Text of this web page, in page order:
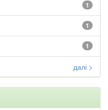
1
1
1
далі >